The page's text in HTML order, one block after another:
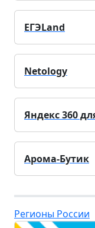
ЕГЭLand
Netology
Яндекс 360
Арома-Бутик
Регионы России